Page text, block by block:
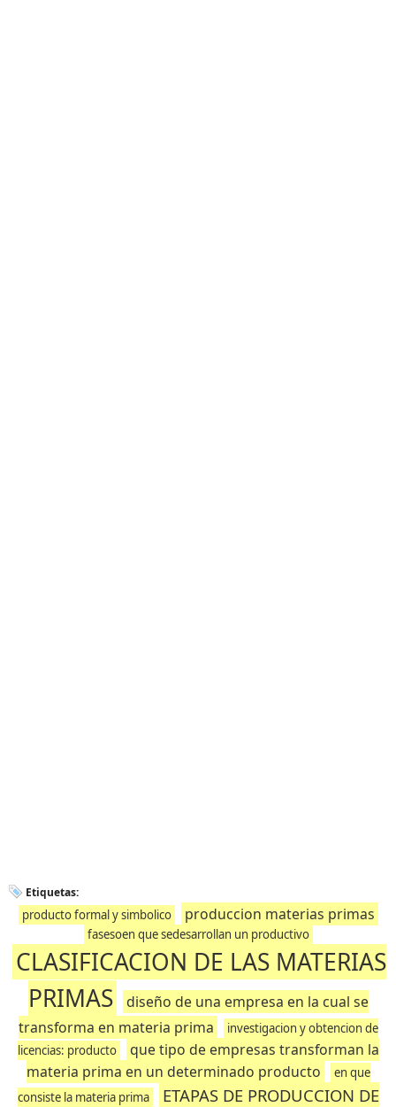
Etiquetas:
producto formal y simbolico produccion materias primas
fasesoen que sedesarrollan un productivo
CLASIFICACION DE LAS MATERIAS
PRIMAS
diseño de una empresa en la cual se
transforma en materia prima
investigacion y obtencion de
licencias: producto
que tipo de empresas transforman la
materia prima en un determinado producto
en que
consiste la materia prima
ETAPAS DE PRODUCCION DE